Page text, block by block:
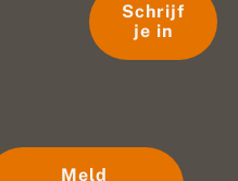
Schrijf
je in
Meld